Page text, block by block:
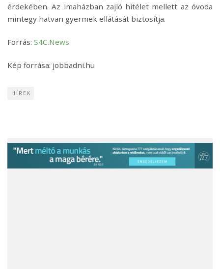
érdekében. Az imaházban zajló hitélet mellett az óvoda
mintegy hatvan gyermek ellátását biztosítja.
Forrás: S4C.News
Kép forrása: jobbadni.hu
HÍREK